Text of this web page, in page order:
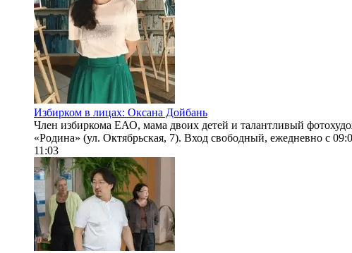
Избирком в лицах: Оксана Дойбань
Член избиркома ЕАО, мама двоих детей и талантливый
«Родина» (ул. Октябрьская, 7). Вход свободный, ежедневно с
11:03